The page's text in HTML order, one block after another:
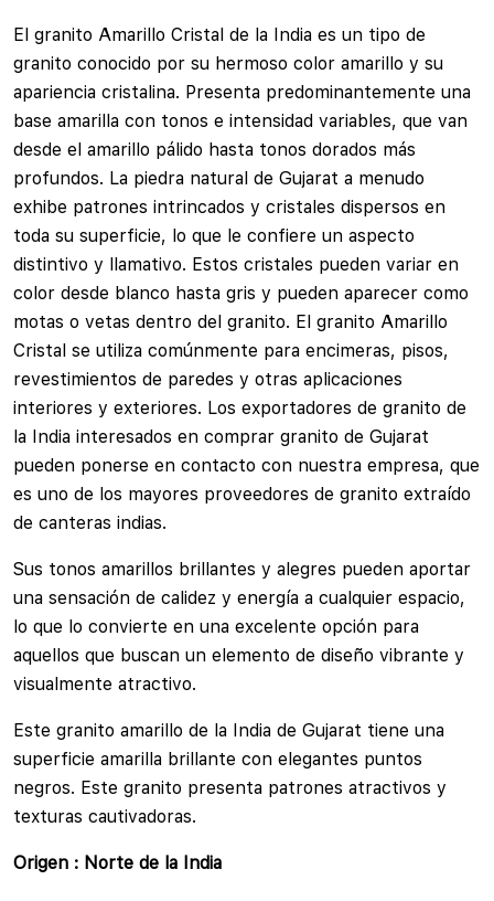
El granito Amarillo Cristal de la India es un tipo de
granito conocido por su hermoso color amarillo y su
apariencia cristalina. Presenta predominantemente una
base amarilla con tonos e intensidad variables, que van
desde el amarillo pálido hasta tonos dorados más
profundos. La piedra natural de Gujarat a menudo
exhibe patrones intrincados y cristales dispersos en
toda su superficie, lo que le confiere un aspecto
distintivo y llamativo. Estos cristales pueden variar en
color desde blanco hasta gris y pueden aparecer como
motas o vetas dentro del granito. El granito Amarillo
Cristal se utiliza comúnmente para encimeras, pisos,
revestimientos de paredes y otras aplicaciones
interiores y exteriores. Los exportadores de granito de
la India interesados en comprar granito de Gujarat
pueden ponerse en contacto con nuestra empresa, que
es uno de los mayores proveedores de granito extraído
de canteras indias.
Sus tonos amarillos brillantes y alegres pueden aportar
una sensación de calidez y energía a cualquier espacio,
lo que lo convierte en una excelente opción para
aquellos que buscan un elemento de diseño vibrante y
visualmente atractivo.
Este granito amarillo de la India de Gujarat tiene una
superficie amarilla brillante con elegantes puntos
negros. Este granito presenta patrones atractivos y
texturas cautivadoras.
Origen : Norte de la India